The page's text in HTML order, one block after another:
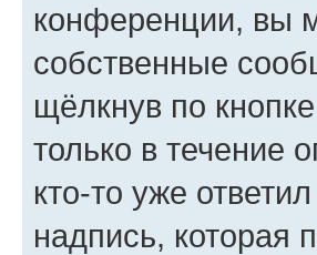
конференции, вы
собственные
щёлкнув по кнопке
только в течение
кто-то уже
надпись, которая